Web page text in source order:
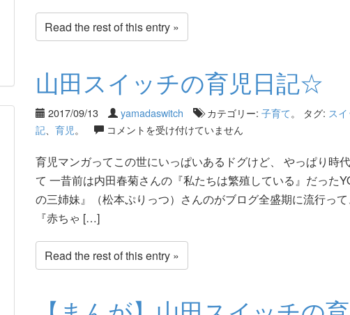
Read the rest of this entry »
山田スイッチの育児日記☆
2017/09/13 yamadaswitch カテゴリー: 子育て。 タグ: ス
記、 育児。 コメントを受け付けていません
育児マンガってこの世にいっぱいあるドグけど、 やっぱり時
て 一昔前は内田春菊さんの『私たちは繁殖している』だった
の三姉妹』（松本ぷりっつ）さんのがブログ全盛期に流行って
『赤ちゃ […]
Read the rest of this entry »